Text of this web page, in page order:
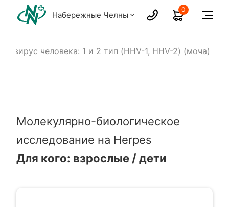
Набережные Челны
0
вирус человека: 1 и 2 тип (HHV-1, HHV-2) (моча)
Молекулярно-биологическое
исследование на Herpes
Для кого: взрослые / дети